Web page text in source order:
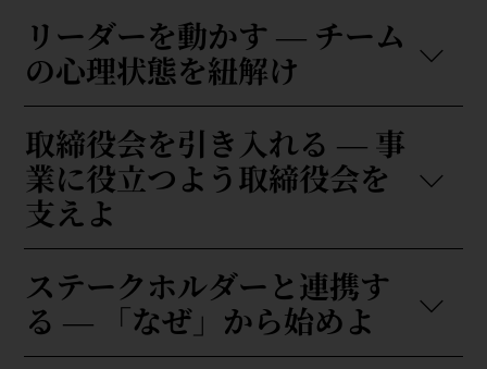
リーダーを動かす ― チーム
の心理状態を紐解け
取締役会を引き入れる ― 事
業に役立つよう取締役会を
支えよ
ステークホルダーと連携す
る ― 「なぜ」から始めよ